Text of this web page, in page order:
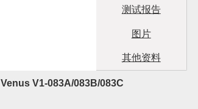
测试报告
图片
其他资料
Venus V1-083A/083B/083C